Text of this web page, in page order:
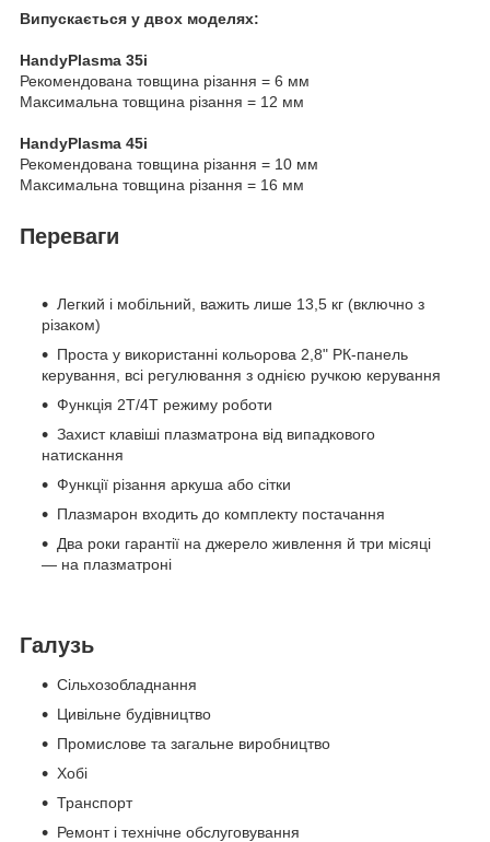
Випускається у двох моделях:
HandyPlasma 35i
Рекомендована товщина різання = 6 мм
Максимальна товщина різання = 12 мм
HandyPlasma 45i
Рекомендована товщина різання = 10 мм
Максимальна товщина різання = 16 мм
Переваги
Легкий і мобільний, важить лише 13,5 кг (включно з
різаком)
Проста у використанні кольорова 2,8" РК-панель
керування, всі регулювання з однією ручкою керування
Функція 2T/4T режиму роботи
Захист клавіші плазматрона від випадкового
натискання
Функції різання аркуша або сітки
Плазмарон входить до комплекту постачання
Два роки гарантії на джерело живлення й три місяці
— на плазматроні
Галузь
Сільхозобладнання
Цивільне будівництво
Промислове та загальне виробництво
Хобі
Транспорт
Ремонт і технічне обслуговування